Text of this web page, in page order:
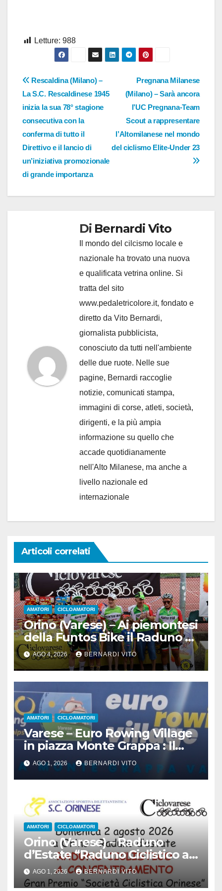
Letture: 988
Navigazione
articoli
Pregnana Milanese
(Milano) – Sarà ancora
l’UC Pregnana-Team
Scout a rappresentare
l’Altomilanese nel mondo
del ciclismo Elite-Under 23
Rescaldina (Milano) –
La S.C. Rescaldinese 1945
inizia la sua 78° stagione
consecutiva con la
conferma di tutto il
Direttivo e il lancio di
un’iniziativa promozionale
di grande importanza
Di Bernardi Vito
Il mondo del cilcismo locale e
nazionale ha trovato una nuova
e qualificata vetrina online. Si
tratta del sito
www.pedaletricolore.it, fondato e
diretto da Vito Bernardi,
giornalista pubblicista,
conosciuto da tutti nell'ambiente
delle due ruote. Nelle sue
pagine, Bernardi raccoglie
notizie, comunicati stampa,
immagini di corse, atleti, società,
dirigenti, e la più ampia
informazione su quello che
accade quotidianamente
nell'Alto Milanese, ma anche a
livello nazionale ed
internazionale
Articoli correlati
AMATORI CICLOAMATORI
Orino (Varese) – Ai piemontesi
della Funtos Bike il Raduno di
Orino
AGO 4, 2026 BERNARDI VITO
AMATORI CICLOAMATORI
Varese – Euro Rowing Village
in piazza Monte Grappa : Il
Canottaggio ospita il Ciclismo
AGO 1, 2026 BERNARDI VITO
AMATORI CICLOAMATORI
Orino (Varese) – Raduno
d’Estate “Raduno Ciclistico a
Concentramento” : Gran
Premio Società Ciclistica
AGO 1, 2026 BERNARDI VITO